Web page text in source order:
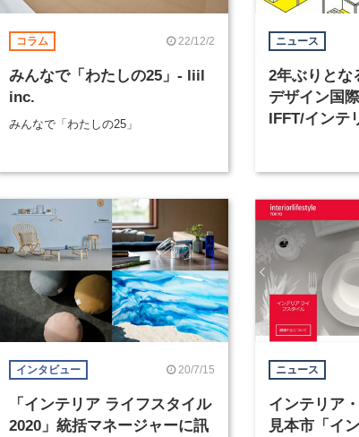
コラム 22/12/2
みんなで「わたしの25」- liil
inc.
みんなで「わたしの25」
ニュース
2年ぶりとな
デザイン国
IFFT/インテ
インタビュー 20/7/15
「インテリア ライフスタイル
2020」統括マネージャーに訊
ニュース
インテリア
見本市「イ